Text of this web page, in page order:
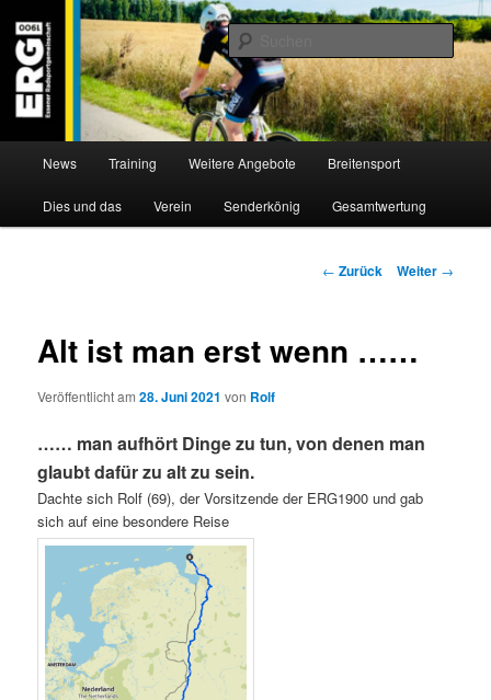
Inhalt
wechseln
ERG 1900 e.V
Willkommen bei der Essener Radsportgemeinschaft
News Training Weitere Angebote Breitensport
Dies und das Verein Senderkönig Gesamtwertung
Beitragsnavigation
← Zurück Weiter →
Alt ist man erst wenn ……
Veröffentlicht am28. Juni 2021 von Rolf
…… man aufhört Dinge zu tun, von denen man
glaubt dafür zu alt zu sein.
Dachte sich Rolf (69), der Vorsitzende der ERG1900 und gab
sich auf eine besondere Reise